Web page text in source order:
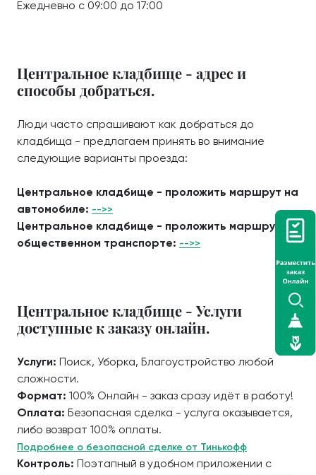
Ежедневно с 09:00 до 17:00
Центральное кладбище - адрес и
способы добраться.
Люди часто спрашивают как добраться до
кладбища - предлагаем принять во внимание
следующие варианты проезда:
Центральное кладбище - проложить маршрут на
автомобиле: -->>
Центральное кладбище - проложить маршрут на
общественном транспорте: -->>
Центральное кладбище - Услуги
доступные к заказу онлайн.
Услуги: Поиск, Уборка, Благоустройство любой
сложности.
Формат: 100% Онлайн - заказ сразу идёт в работу!
Оплата: Безопасная сделка - услуга оказывается,
либо возврат 100% оплаты.
Подробнее о безопасной сделке от Тинькофф
Контроль: Поэтапный в удобном приложении с